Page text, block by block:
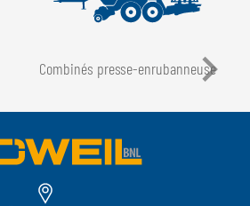
Combinés presse-enrubanneuse